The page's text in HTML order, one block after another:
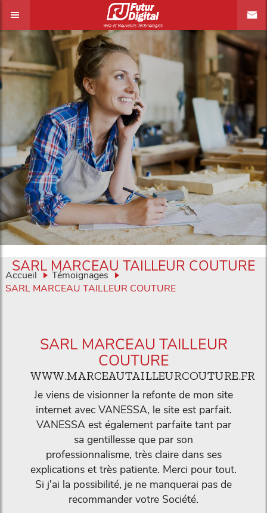
Accueil
Témoignages
SARL MARCEAU TAILLEUR COUTURE
SARL MARCEAU TAILLEUR COUTURE
SARL MARCEAU TAILLEUR
COUTURE
WWW.MARCEAUTAILLEURCOUTURE.FR
Je viens de visionner la refonte de mon site
internet avec VANESSA, le site est parfait.
VANESSA est également parfaite tant par
sa gentillesse que par son
professionnalisme, très claire dans ses
explications et très patiente. Merci pour tout.
Si j'ai la possibilité, je ne manquerai pas de
recommander votre Société.